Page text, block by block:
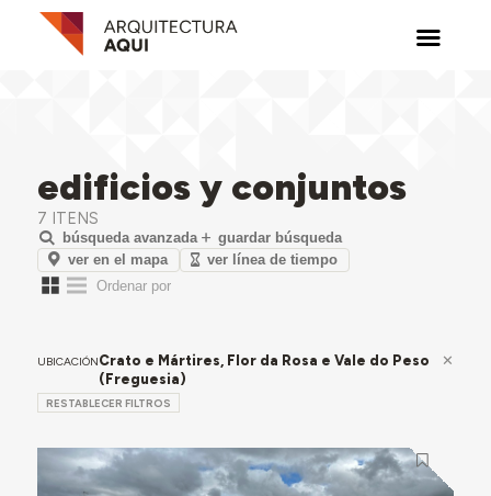
edificios y conjuntos
7 ITENS
búsqueda avanzada
guardar búsqueda
ver en el mapa
ver línea de tiempo
UBICACIÓNCrato e Mártires, Flor da Rosa e Vale do Peso
(Freguesia)
RESTABLECER FILTROS